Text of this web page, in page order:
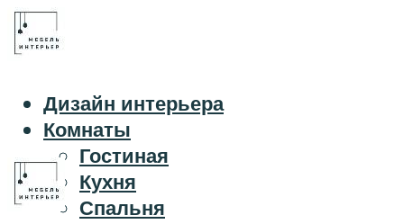
Дизайн интерьера
Комнаты
Гостиная
Кухня
Спальня